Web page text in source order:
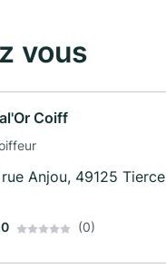
vous
Coiff
Anjou, 49125 Tierce
(0)